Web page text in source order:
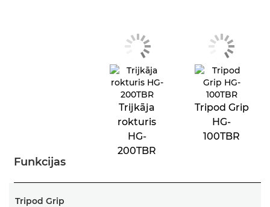
Funkcijas
Trijkāja
rokturis
HG-
200TBR
Tripod Grip
HG-
100TBR
Tripod Grip